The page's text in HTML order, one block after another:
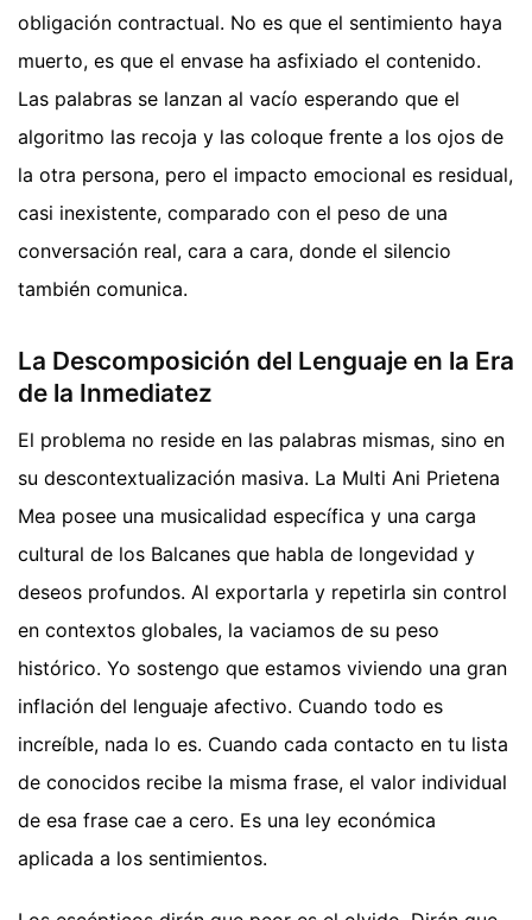
obligación contractual. No es que el sentimiento haya
muerto, es que el envase ha asfixiado el contenido.
Las palabras se lanzan al vacío esperando que el
algoritmo las recoja y las coloque frente a los ojos de
la otra persona, pero el impacto emocional es residual,
casi inexistente, comparado con el peso de una
conversación real, cara a cara, donde el silencio
también comunica.
La Descomposición del Lenguaje en la Era
de la Inmediatez
El problema no reside en las palabras mismas, sino en
su descontextualización masiva. La Multi Ani Prietena
Mea posee una musicalidad específica y una carga
cultural de los Balcanes que habla de longevidad y
deseos profundos. Al exportarla y repetirla sin control
en contextos globales, la vaciamos de su peso
histórico. Yo sostengo que estamos viviendo una gran
inflación del lenguaje afectivo. Cuando todo es
increíble, nada lo es. Cuando cada contacto en tu lista
de conocidos recibe la misma frase, el valor individual
de esa frase cae a cero. Es una ley económica
aplicada a los sentimientos.